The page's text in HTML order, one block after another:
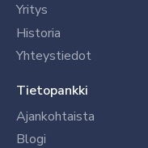
Yritys
Historia
Yhteystiedot
Tietopankki
Ajankohtaista
Blogi